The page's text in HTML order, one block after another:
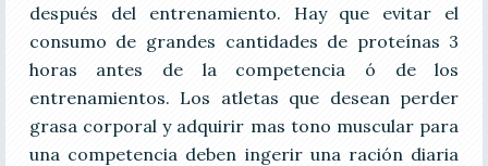
después del entrenamiento. Hay que evitar el
consumo de grandes cantidades de proteínas 3
horas antes de la competencia ó de los
entrenamientos. Los atletas que desean perder
grasa corporal y adquirir mas tono muscular para
una competencia deben ingerir una ración diaria